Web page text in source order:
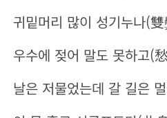
귀밑머리 많이 성기누나(雙
우수에 젖어 말도 못하고(
날은 저물었는데 갈 길은